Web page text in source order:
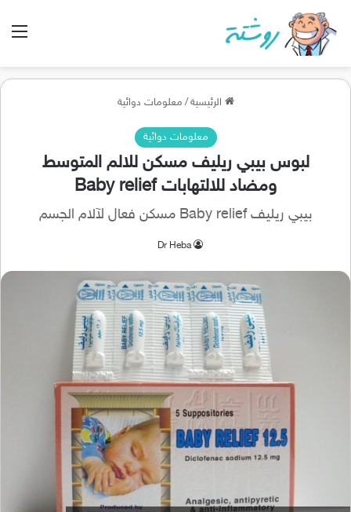
الرئيسية / معلومات دوائية
معلومات دوائية
لبوس بيبي ريليف مسكن للالم المتوسط
ومضاد للالتهابات Baby relief
بيبي ريليف Baby relief مسكن فعال لآلام الجسم
Dr Heba